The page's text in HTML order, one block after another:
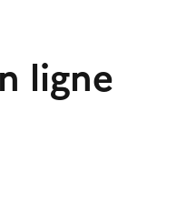
ligne